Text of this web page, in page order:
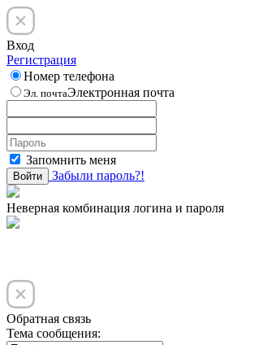
Вход
Регистрация
Номер телефона
Эл. почтаЭлектронная почта
Запомнить меня
Войти Забыли пароль?!
Неверная комбинация логина и пароля
Обратная связь
Тема сообщения: